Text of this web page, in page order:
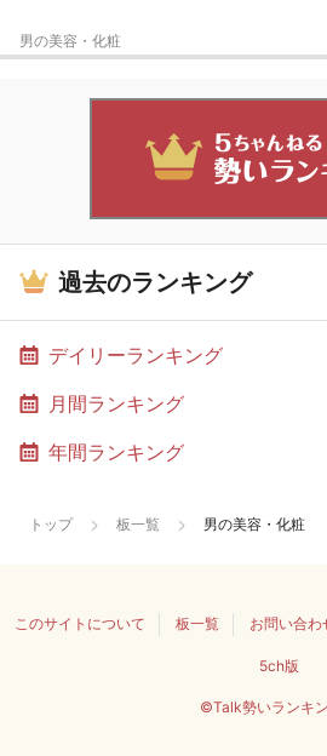
男の美容・化粧
過去のランキング
デイリーランキング
月間ランキング
年間ランキング
トップ 板一覧 男の美容・化粧
このサイトについて 板一覧 お問い合わ
5ch版
©Talk勢いランキ